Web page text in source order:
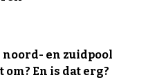
noord- en zuidpool
En is dat erg?